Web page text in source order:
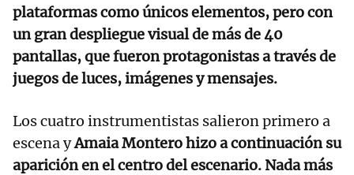
plataformas como únicos elementos, pero con
un gran despliegue visual de más de 40
pantallas, que fueron protagonistas a través de
juegos de luces, imágenes y mensajes.
Los cuatro instrumentistas salieron primero a
escena yAmaia Montero hizo a continuación su
aparición en el centro del escenario. Nada más